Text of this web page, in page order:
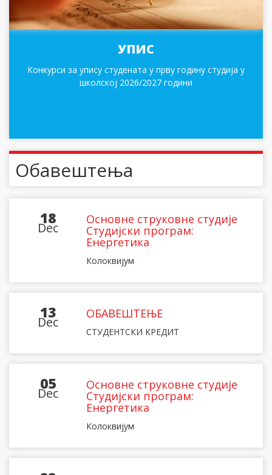
УПИС
Конкурси за упису студената у прву годину студија у
школској 2026/2027 години
Обавештења
18
Dec
Основне струковне студије
Студијски програм:
Енергетика
Колоквијум
13
Dec
ОБАВЕШТЕЊЕ
СТУДЕНТСКИ КРЕДИТ
05
Dec
Основне струковне студије
Студијски програм:
Енергетика
Колоквијум